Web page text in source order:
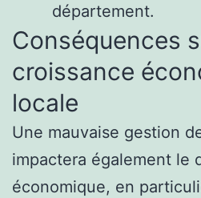
département.
Conséquences
croissance
locale
Une mauvaise gestion
impactera également le
économique, en